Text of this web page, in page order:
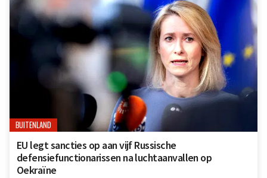
BUITENLAND
EU legt sancties op aan vijf Russische
defensiefunctionarissen na luchtaanvallen op
Oekraïne